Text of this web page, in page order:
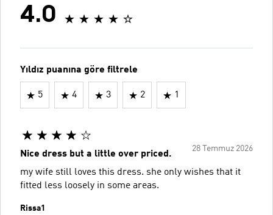
4.0
Yıldız puanına göre filtrele
5 4 3 2 1
28 Temmuz 2026
Nice dress but a little over priced.
my wife still loves this dress. she only wishes that it
fitted less loosely in some areas.
Rissa1